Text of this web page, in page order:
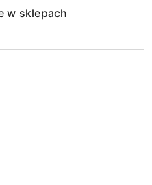
w sklepach